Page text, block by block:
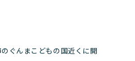
ぐんまこどもの国近くに開